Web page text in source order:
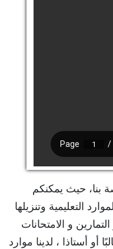
بنا، حيث يمكنكم
التعليمية وتنزيلها
و الامتحانات
أو أستاذا ، لدينا موارد